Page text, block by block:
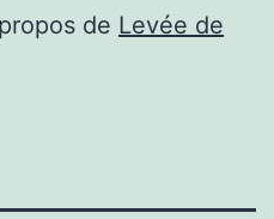
de Levée de